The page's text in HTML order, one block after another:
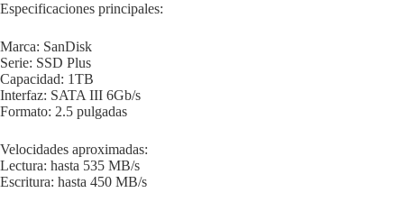
Especificaciones principales:
Marca: SanDisk
Serie: SSD Plus
Capacidad: 1TB
Interfaz: SATA III 6Gb/s
Formato: 2.5 pulgadas
Velocidades aproximadas:
Lectura: hasta 535 MB/s
Escritura: hasta 450 MB/s